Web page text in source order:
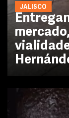
JALISCO